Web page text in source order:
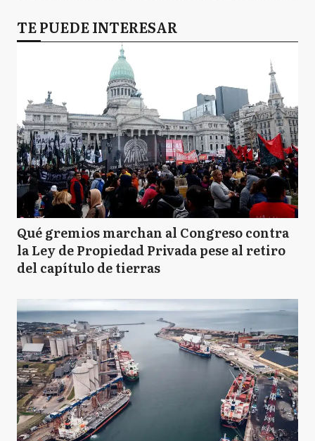
TE PUEDE INTERESAR
Qué gremios marchan al Congreso contra
la Ley de Propiedad Privada pese al retiro
del capítulo de tierras